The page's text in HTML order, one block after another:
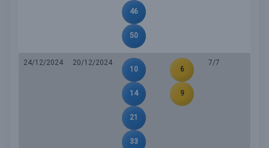
46
50
24/12/2024
20/12/2024
10
14
21
33
6
9
7/7